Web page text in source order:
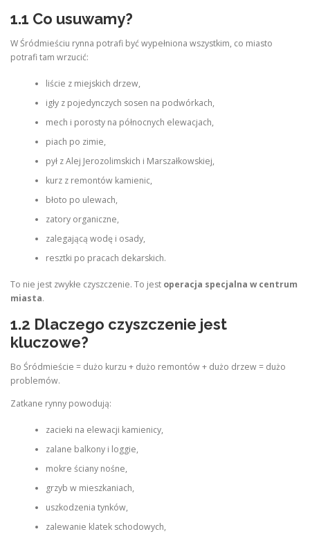
1.1 Co usuwamy?
W Śródmieściu rynna potrafi być wypełniona wszystkim, co miasto
potrafi tam wrzucić:
liście z miejskich drzew,
igły z pojedynczych sosen na podwórkach,
mech i porosty na północnych elewacjach,
piach po zimie,
pył z Alej Jerozolimskich i Marszałkowskiej,
kurz z remontów kamienic,
błoto po ulewach,
zatory organiczne,
zalegającą wodę i osady,
resztki po pracach dekarskich.
To nie jest zwykłe czyszczenie. To jest operacja specjalna w centrum
miasta.
1.2 Dlaczego czyszczenie jest
kluczowe?
Bo Śródmieście = dużo kurzu + dużo remontów + dużo drzew = dużo
problemów.
Zatkane rynny powodują:
zacieki na elewacji kamienicy,
zalane balkony i loggie,
mokre ściany nośne,
grzyb w mieszkaniach,
uszkodzenia tynków,
zalewanie klatek schodowych,